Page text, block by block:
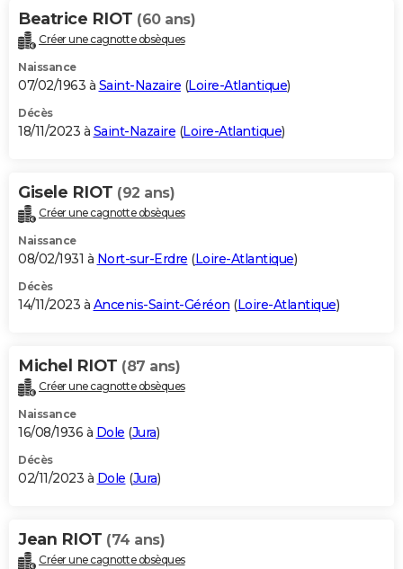
Beatrice RIOT (60 ans)
Créer une cagnotte obsèques
Naissance
07/02/1963 à Saint-Nazaire (Loire-Atlantique)
Décès
18/11/2023 à Saint-Nazaire (Loire-Atlantique)
Gisele RIOT (92 ans)
Créer une cagnotte obsèques
Naissance
08/02/1931 à Nort-sur-Erdre (Loire-Atlantique)
Décès
14/11/2023 à Ancenis-Saint-Géréon (Loire-Atlantique)
Michel RIOT (87 ans)
Créer une cagnotte obsèques
Naissance
16/08/1936 à Dole (Jura)
Décès
02/11/2023 à Dole (Jura)
Jean RIOT (74 ans)
Créer une cagnotte obsèques